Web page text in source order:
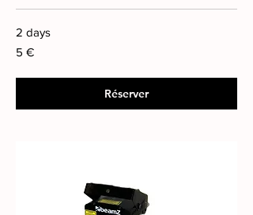
2 days
5
euros
5 €
Réserver